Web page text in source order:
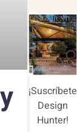
¡Suscríbete
Design
Hunter!